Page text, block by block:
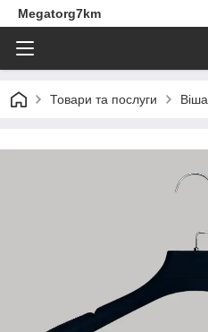
Megatorg7km
Товари та послуги